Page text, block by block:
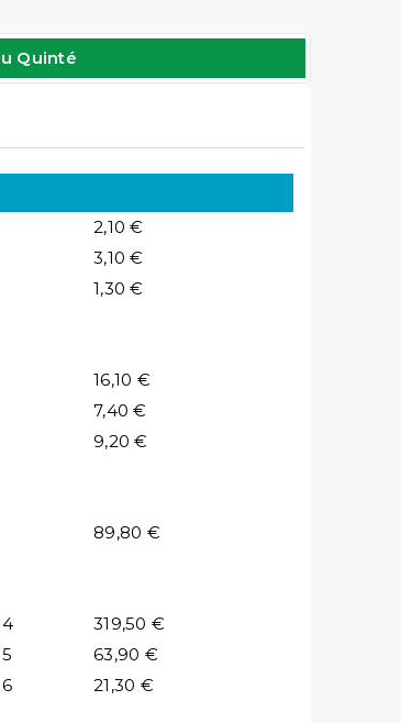
Quinté
2,10 €
3,10 €
1,30 €
16,10 €
7,40 €
9,20 €
89,80 €
319,50 €
63,90 €
21,30 €